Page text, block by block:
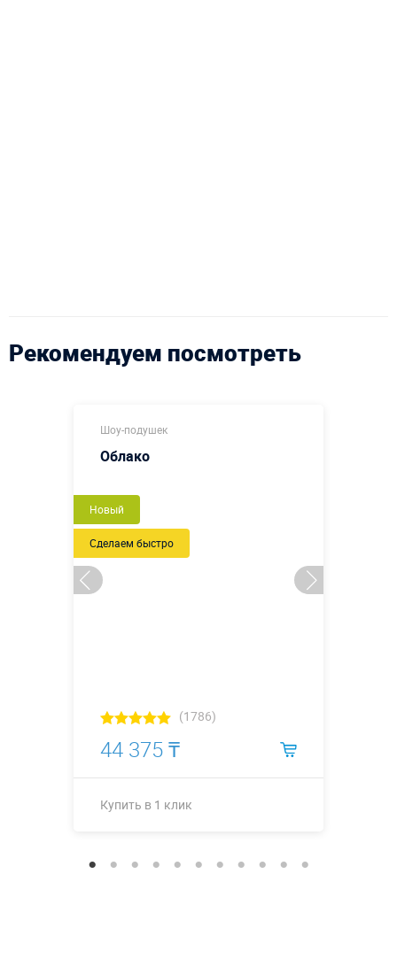
Рекомендуем посмотреть
Шоу-подушек
Облако
Новый
Сделаем быстро
(1786)
44 375 ₸
Купить в 1 клик